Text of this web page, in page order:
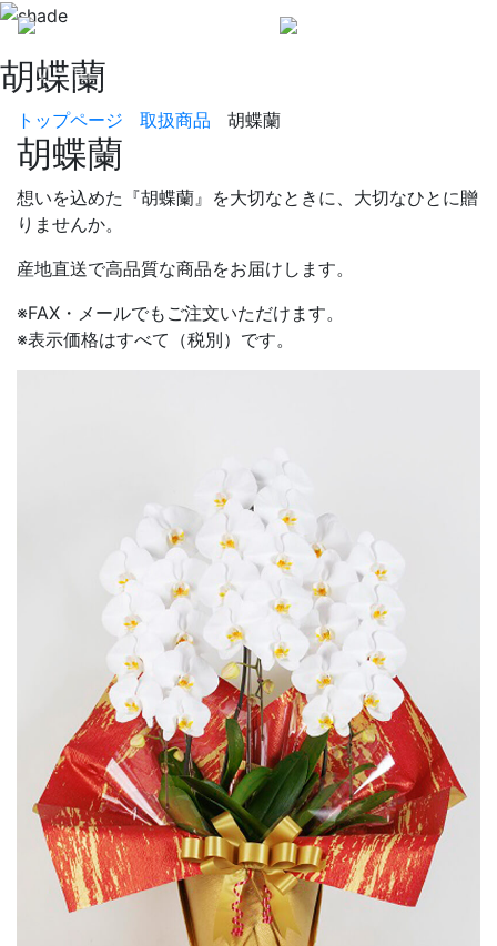
Menu
胡蝶蘭
トップページ 取扱商品 胡蝶蘭
胡蝶蘭
想いを込めた『胡蝶蘭』を大切なときに、大切なひとに贈
りませんか。
産地直送で高品質な商品をお届けします。
※FAX・メールでもご注文いただけます。
※表示価格はすべて（税別）です。